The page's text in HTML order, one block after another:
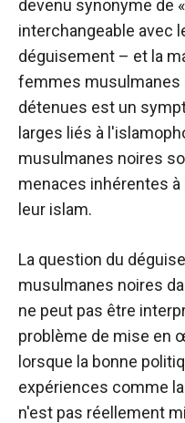
devenu synonyme de
interchangeable avec
déguisement – et la
femmes musulmanes
détenues est un
larges liés à
musulmanes noires
menaces inhérentes à
leur islam.
La question du
musulmanes noires
ne peut pas être
problème de mise en
lorsque la bonne
expériences comme
n'est pas réellement